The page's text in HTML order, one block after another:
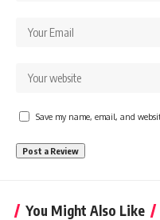
Save my name, email, and
You Might Also Like